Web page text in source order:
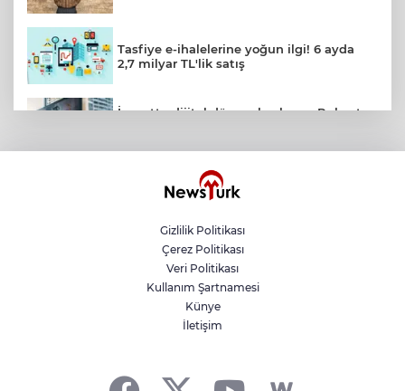
Tasfiye e-ihalelerine yoğun ilgi! 6 ayda
2,7 milyar TL'lik satış
İnşaatta dijital dönem başlıyor... Ruhsat
Karacabey'de 38 bin 850 dekar arazi
modern sulamaya kavuşuyor
Satrançta Bursa farkı
Antalya Muratpaşa'da çocukların
Gizlilik Politikası
Çerez Politikası
Veri Politikası
Kullanım Şartnamesi
Künye
İletişim